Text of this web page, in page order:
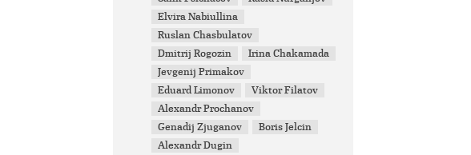
Elvira Nabiullina
Ruslan Chasbulatov
Dmitrij Rogozin
Irina Chakamada
Jevgenij Primakov
Eduard Limonov
Viktor Filatov
Alexandr Prochanov
Genadij Zjuganov
Boris Jelcin
Alexandr Dugin